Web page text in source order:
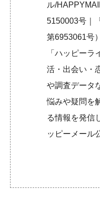
ル/
5150003号｜
第6953061号
「ハッピー
活・出会い・
や調査データ
悩みや疑問を
る情報を発
ッピーメール